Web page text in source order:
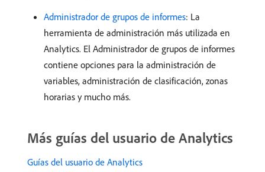
Administrador de grupos de informes: La
herramienta de administración más utilizada en
Analytics. El Administrador de grupos de informes
contiene opciones para la administración de
variables, administración de clasificación, zonas
horarias y mucho más.
Más guías del usuario de Analytics
Guías del usuario de Analytics